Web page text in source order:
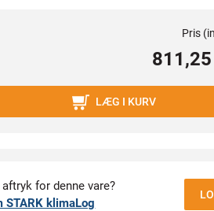
Pris
LÆG I KURV
aftryk for denne vare?
STARK klimaLog